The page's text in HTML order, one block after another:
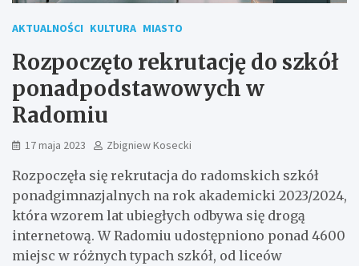
AKTUALNOŚCI KULTURA MIASTO
Rozpoczęto rekrutację do szkół
ponadpodstawowych w
Radomiu
17 maja 2023 Zbigniew Kosecki
Rozpoczęła się rekrutacja do radomskich szkół
ponadgimnazjalnych na rok akademicki 2023/2024,
która wzorem lat ubiegłych odbywa się drogą
internetową. W Radomiu udostępniono ponad 4600
miejsc w różnych typach szkół, od liceów